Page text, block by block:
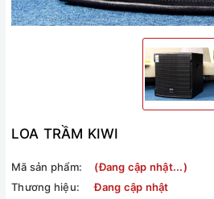
LOA TRẦM KIWI
Mã sản phẩm:
(Đang cập nhật...)
Thương hiệu:
Đang cập nhật